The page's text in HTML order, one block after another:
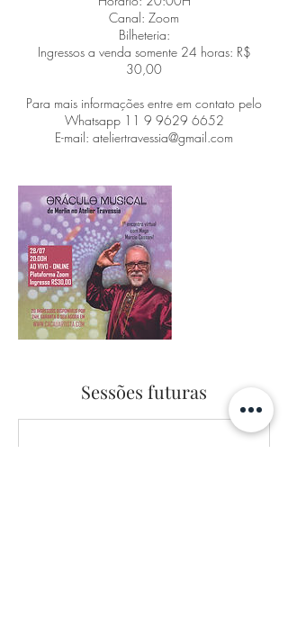
Canal: Zoom
Bilheteria:
Ingressos a venda somente 24 horas: R$
30,00
Para mais informações entre em contato pelo
Whatsapp 11 9 9629 6652
E-mail: ateliertravessia@gmail.com
Sessões futuras